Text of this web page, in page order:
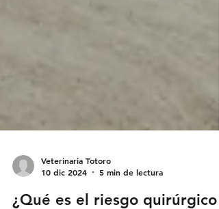
10 dic 2024
5 min de lectura